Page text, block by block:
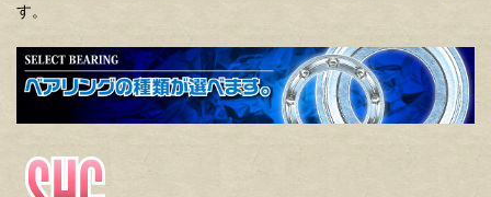
す。